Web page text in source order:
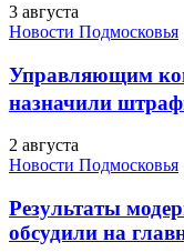
3 августа
Новости Подмосковья
Управляющим
назначили
2 августа
Новости Подмосковья
Результаты
обсудили на